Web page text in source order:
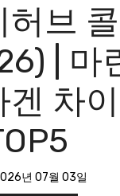
허브
| 마
겐 차
년 07월 03일